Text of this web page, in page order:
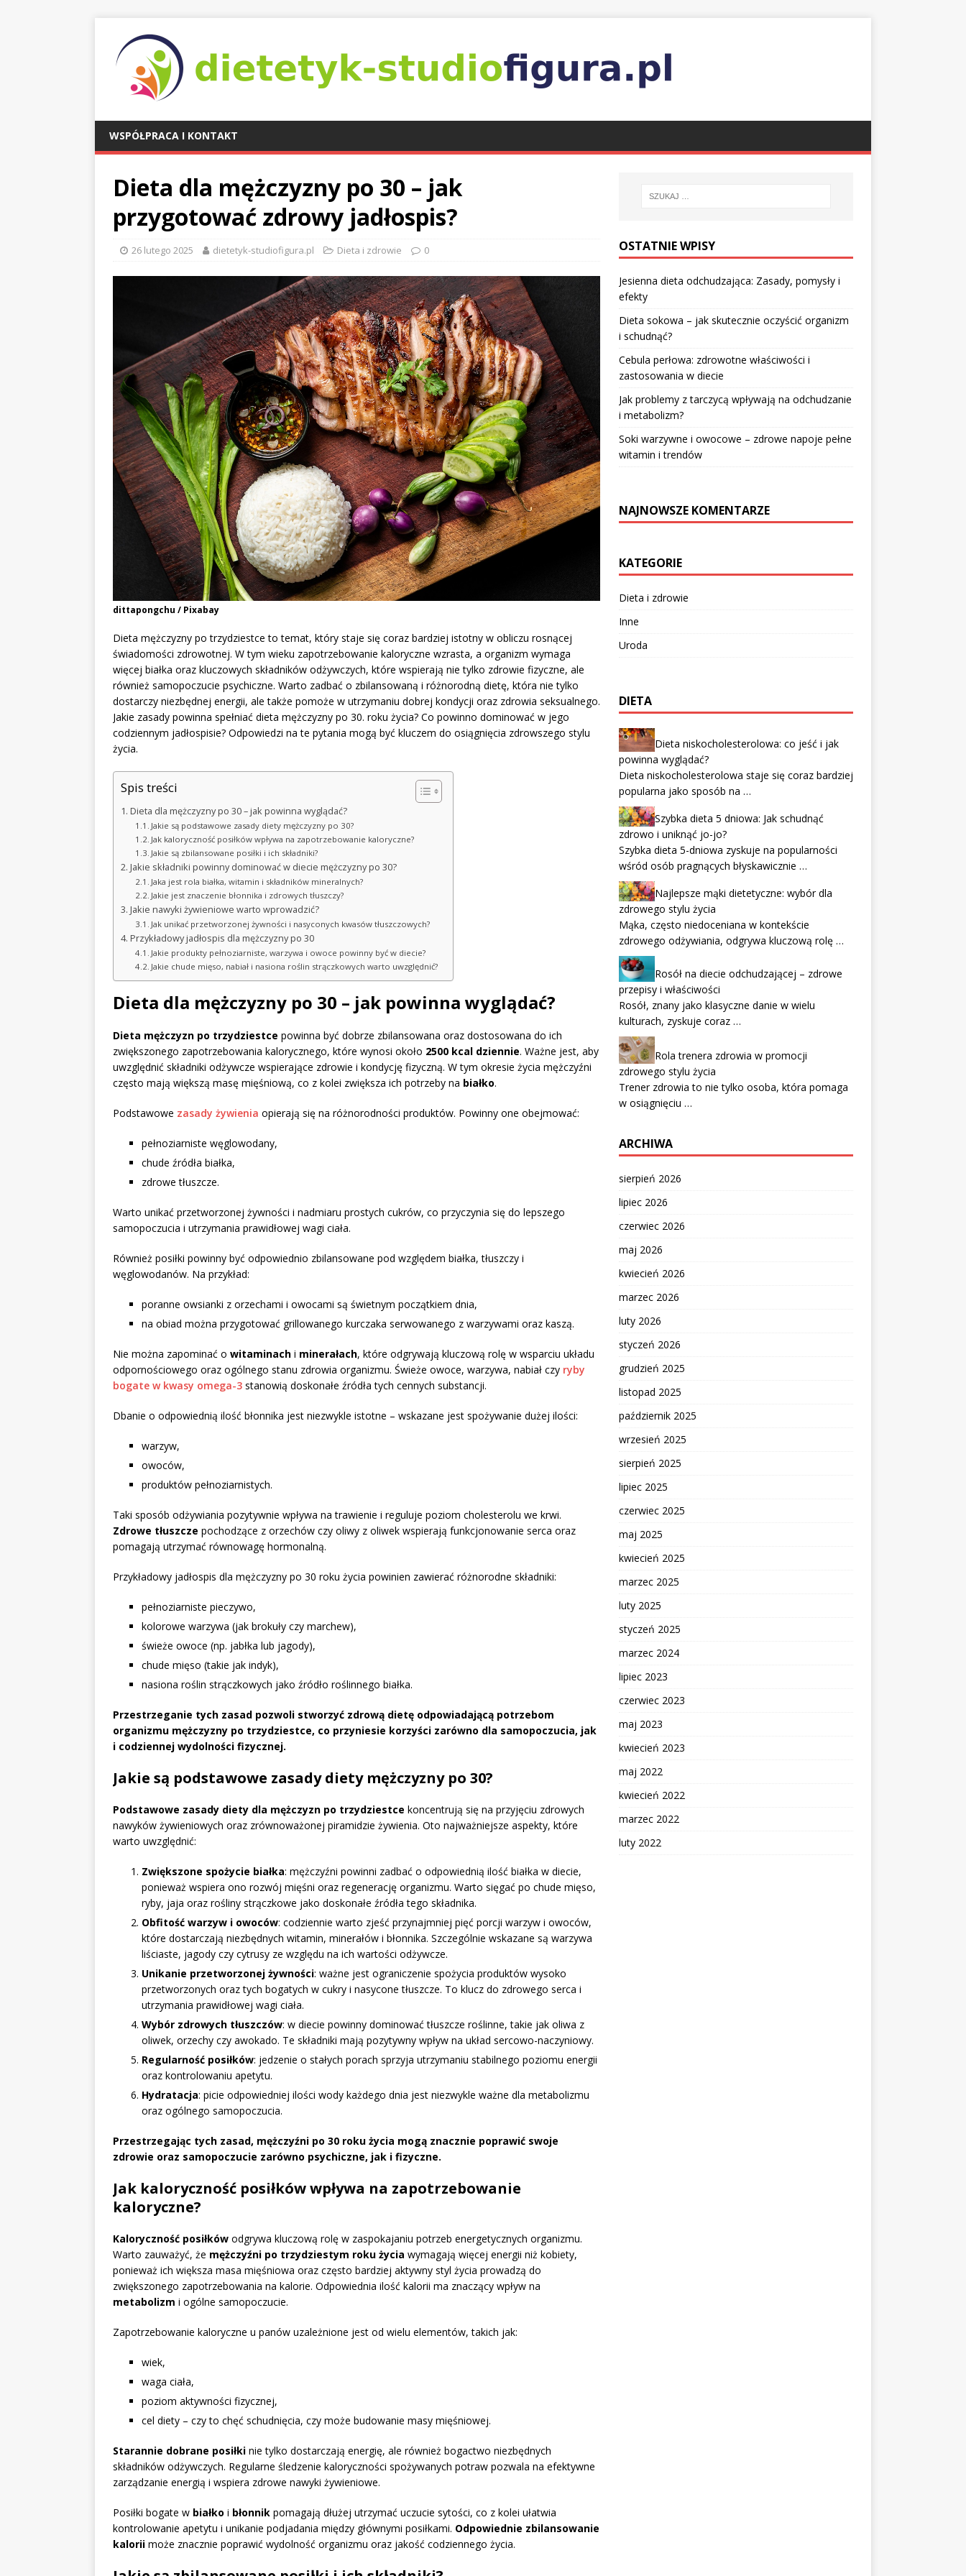
WSPÓŁPRACA I KONTAKT
Dieta dla mężczyzny po 30 – jak
przygotować zdrowy jadłospis?
26 lutego 2025 dietetyk-studiofigura.pl Dieta i zdrowie 0
dittapongchu / Pixabay
Dieta mężczyzny po trzydziestce to temat, który staje się coraz bardziej istotny w obliczu rosnącej
świadomości zdrowotnej. W tym wieku zapotrzebowanie kaloryczne wzrasta, a organizm wymaga
więcej białka oraz kluczowych składników odżywczych, które wspierają nie tylko zdrowie fizyczne, ale
również samopoczucie psychiczne. Warto zadbać o zbilansowaną i różnorodną dietę, która nie tylko
dostarczy niezbędnej energii, ale także pomoże w utrzymaniu dobrej kondycji oraz zdrowia seksualnego.
Jakie zasady powinna spełniać dieta mężczyzny po 30. roku życia? Co powinno dominować w jego
codziennym jadłospisie? Odpowiedzi na te pytania mogą być kluczem do osiągnięcia zdrowszego stylu
życia.
Spis treści
Dieta dla mężczyzny po 30 – jak powinna wyglądać?
Jakie są podstawowe zasady diety mężczyzny po 30?
Jak kaloryczność posiłków wpływa na zapotrzebowanie kaloryczne?
Jakie są zbilansowane posiłki i ich składniki?
Jakie składniki powinny dominować w diecie mężczyzny po 30?
Jaka jest rola białka, witamin i składników mineralnych?
Jakie jest znaczenie błonnika i zdrowych tłuszczy?
Jakie nawyki żywieniowe warto wprowadzić?
Jak unikać przetworzonej żywności i nasyconych kwasów tłuszczowych?
Przykładowy jadłospis dla mężczyzny po 30
Jakie produkty pełnoziarniste, warzywa i owoce powinny być w diecie?
Jakie chude mięso, nabiał i nasiona roślin strączkowych warto uwzględnić?
Dieta dla mężczyzny po 30 – jak powinna wyglądać?
Dieta mężczyzn po trzydziestce powinna być dobrze zbilansowana oraz dostosowana do ich
zwiększonego zapotrzebowania kalorycznego, które wynosi około 2500 kcal dziennie. Ważne jest, aby
uwzględnić składniki odżywcze wspierające zdrowie i kondycję fizyczną. W tym okresie życia mężczyźni
często mają większą masę mięśniową, co z kolei zwiększa ich potrzeby na białko.
Podstawowe zasady żywienia opierają się na różnorodności produktów. Powinny one obejmować:
pełnoziarniste węglowodany,
chude źródła białka,
zdrowe tłuszcze.
Warto unikać przetworzonej żywności i nadmiaru prostych cukrów, co przyczynia się do lepszego
samopoczucia i utrzymania prawidłowej wagi ciała.
Również posiłki powinny być odpowiednio zbilansowane pod względem białka, tłuszczy i
węglowodanów. Na przykład:
poranne owsianki z orzechami i owocami są świetnym początkiem dnia,
na obiad można przygotować grillowanego kurczaka serwowanego z warzywami oraz kaszą.
Nie można zapominać o witaminach i minerałach, które odgrywają kluczową rolę w wsparciu układu
odpornościowego oraz ogólnego stanu zdrowia organizmu. Świeże owoce, warzywa, nabiał czy ryby
bogate w kwasy omega-3 stanowią doskonałe źródła tych cennych substancji.
Dbanie o odpowiednią ilość błonnika jest niezwykle istotne – wskazane jest spożywanie dużej ilości:
warzyw,
owoców,
produktów pełnoziarnistych.
Taki sposób odżywiania pozytywnie wpływa na trawienie i reguluje poziom cholesterolu we krwi.
Zdrowe tłuszcze pochodzące z orzechów czy oliwy z oliwek wspierają funkcjonowanie serca oraz
pomagają utrzymać równowagę hormonalną.
Przykładowy jadłospis dla mężczyzny po 30 roku życia powinien zawierać różnorodne składniki:
pełnoziarniste pieczywo,
kolorowe warzywa (jak brokuły czy marchew),
świeże owoce (np. jabłka lub jagody),
chude mięso (takie jak indyk),
nasiona roślin strączkowych jako źródło roślinnego białka.
Przestrzeganie tych zasad pozwoli stworzyć zdrową dietę odpowiadającą potrzebom
organizmu mężczyzny po trzydziestce, co przyniesie korzyści zarówno dla samopoczucia, jak
i codziennej wydolności fizycznej.
Jakie są podstawowe zasady diety mężczyzny po 30?
Podstawowe zasady diety dla mężczyzn po trzydziestce koncentrują się na przyjęciu zdrowych
nawyków żywieniowych oraz zrównoważonej piramidzie żywienia. Oto najważniejsze aspekty, które
warto uwzględnić:
Zwiększone spożycie białka: mężczyźni powinni zadbać o odpowiednią ilość białka w diecie,
ponieważ wspiera ono rozwój mięśni oraz regenerację organizmu. Warto sięgać po chude mięso,
ryby, jaja oraz rośliny strączkowe jako doskonałe źródła tego składnika.
Obfitość warzyw i owoców: codziennie warto zjeść przynajmniej pięć porcji warzyw i owoców,
które dostarczają niezbędnych witamin, minerałów i błonnika. Szczególnie wskazane są warzywa
liściaste, jagody czy cytrusy ze względu na ich wartości odżywcze.
Unikanie przetworzonej żywności: ważne jest ograniczenie spożycia produktów wysoko
przetworzonych oraz tych bogatych w cukry i nasycone tłuszcze. To klucz do zdrowego serca i
utrzymania prawidłowej wagi ciała.
Wybór zdrowych tłuszczów: w diecie powinny dominować tłuszcze roślinne, takie jak oliwa z
oliwek, orzechy czy awokado. Te składniki mają pozytywny wpływ na układ sercowo-naczyniowy.
Regularność posiłków: jedzenie o stałych porach sprzyja utrzymaniu stabilnego poziomu energii
oraz kontrolowaniu apetytu.
Hydratacja: picie odpowiedniej ilości wody każdego dnia jest niezwykle ważne dla metabolizmu
oraz ogólnego samopoczucia.
Przestrzegając tych zasad, mężczyźni po 30 roku życia mogą znacznie poprawić swoje
zdrowie oraz samopoczucie zarówno psychiczne, jak i fizyczne.
Jak kaloryczność posiłków wpływa na zapotrzebowanie
kaloryczne?
Kaloryczność posiłków odgrywa kluczową rolę w zaspokajaniu potrzeb energetycznych organizmu.
Warto zauważyć, że mężczyźni po trzydziestym roku życia wymagają więcej energii niż kobiety,
ponieważ ich większa masa mięśniowa oraz często bardziej aktywny styl życia prowadzą do
zwiększonego zapotrzebowania na kalorie. Odpowiednia ilość kalorii ma znaczący wpływ na
metabolizm i ogólne samopoczucie.
Zapotrzebowanie kaloryczne u panów uzależnione jest od wielu elementów, takich jak:
wiek,
waga ciała,
poziom aktywności fizycznej,
cel diety – czy to chęć schudnięcia, czy może budowanie masy mięśniowej.
Starannie dobrane posiłki nie tylko dostarczają energię, ale również bogactwo niezbędnych
składników odżywczych. Regularne śledzenie kaloryczności spożywanych potraw pozwala na efektywne
zarządzanie energią i wspiera zdrowe nawyki żywieniowe.
Posiłki bogate w białko i błonnik pomagają dłużej utrzymać uczucie sytości, co z kolei ułatwia
kontrolowanie apetytu i unikanie podjadania między głównymi posiłkami. Odpowiednie zbilansowanie
kalorii może znacznie poprawić wydolność organizmu oraz jakość codziennego życia.
OSTATNIE WPISY
Jesienna dieta odchudzająca: Zasady, pomysły i
efekty
Dieta sokowa – jak skutecznie oczyścić organizm
i schudnąć?
Cebula perłowa: zdrowotne właściwości i
zastosowania w diecie
Jak problemy z tarczycą wpływają na odchudzanie
i metabolizm?
Soki warzywne i owocowe – zdrowe napoje pełne
witamin i trendów
NAJNOWSZE KOMENTARZE
KATEGORIE
Dieta i zdrowie
Inne
Uroda
DIETA
Dieta niskocholesterolowa: co jeść i jak
powinna wyglądać?
Dieta niskocholesterolowa staje się coraz bardziej
popularna jako sposób na …
Szybka dieta 5 dniowa: Jak schudnąć
zdrowo i uniknąć jo-jo?
Szybka dieta 5-dniowa zyskuje na popularności
wśród osób pragnących błyskawicznie …
Najlepsze mąki dietetyczne: wybór dla
zdrowego stylu życia
Mąka, często niedoceniana w kontekście
zdrowego odżywiania, odgrywa kluczową rolę …
Rosół na diecie odchudzającej – zdrowe
przepisy i właściwości
Rosół, znany jako klasyczne danie w wielu
kulturach, zyskuje coraz …
Rola trenera zdrowia w promocji
zdrowego stylu życia
Trener zdrowia to nie tylko osoba, która pomaga
w osiągnięciu …
ARCHIWA
sierpień 2026
lipiec 2026
czerwiec 2026
maj 2026
kwiecień 2026
marzec 2026
luty 2026
styczeń 2026
grudzień 2025
listopad 2025
październik 2025
wrzesień 2025
sierpień 2025
lipiec 2025
czerwiec 2025
maj 2025
kwiecień 2025
marzec 2025
luty 2025
styczeń 2025
marzec 2024
lipiec 2023
czerwiec 2023
maj 2023
kwiecień 2023
maj 2022
kwiecień 2022
marzec 2022
luty 2022